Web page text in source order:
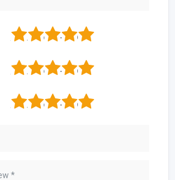
5
4
3
2
5
4
3
2
5
4
3
2